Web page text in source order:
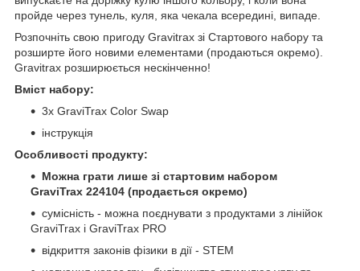
пройде через тунель, куля, яка чекала всередині, випаде.
Розпочніть свою пригоду Gravitrax зі Стартового набору та
розширте його новими елементами (продаються окремо).
Gravitrax розширюється нескінченно!
Вміст набору:
3x GraviTrax Color Swap
інструкція
Особливості продукту:
Можна грати лише зі стартовим набором
GraviTrax 224104 (продається окремо)
сумісність - можна поєднувати з продуктами з лінійок
GraviTrax і GraviTrax PRO
відкриття законів фізики в дії - STEM